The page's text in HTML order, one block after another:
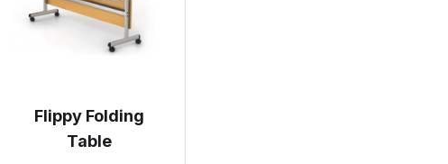
Flippy Folding
Table